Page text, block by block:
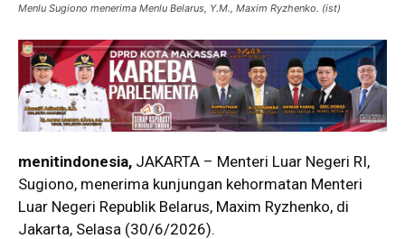
Menlu Sugiono menerima Menlu Belarus, Y.M., Maxim Ryzhenko. (ist)
menitindonesia, JAKARTA – Menteri Luar Negeri RI,
Sugiono, menerima kunjungan kehormatan Menteri
Luar Negeri Republik Belarus, Maxim Ryzhenko, di
Jakarta, Selasa (30/6/2026).